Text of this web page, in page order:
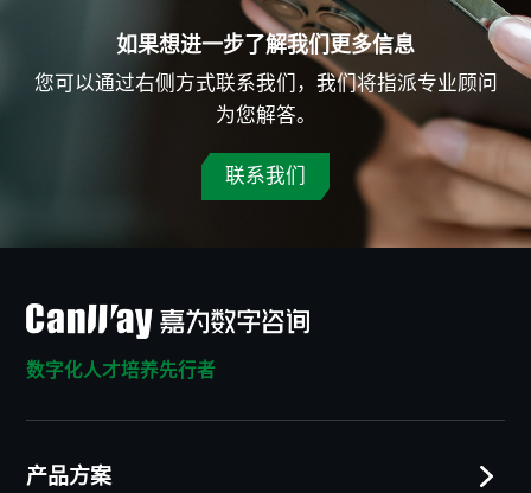
如果想进一步了解我们更多信息
您可以通过右侧方式联系我们，我们将指派专业顾问
为您解答。
联系我们
数字化人才培养先行者
产品方案